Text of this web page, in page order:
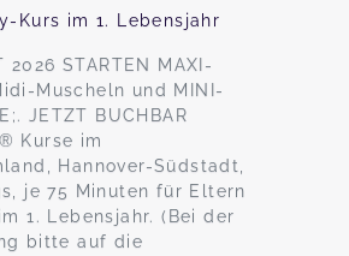
Kurs im 1. Lebensjahr
2026 STARTEN MAXI-
Muscheln und MINI-
JETZT BUCHBAR
Kurse im
Hannover-Südstadt,
je 75 Minuten für Eltern
1. Lebensjahr. (Bei der
bitte auf die